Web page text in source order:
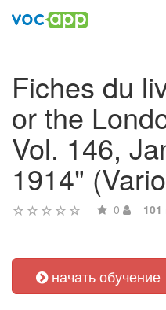
Fiches du
or the
Vol. 146,
1914"
0 101
начать обучение